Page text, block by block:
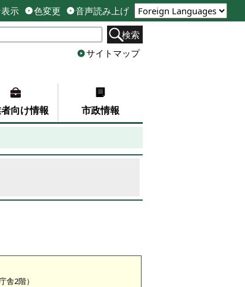
示 色変更
音声読み上げ
検索
サイトマップ
向け情報 市政情報
舎2階）